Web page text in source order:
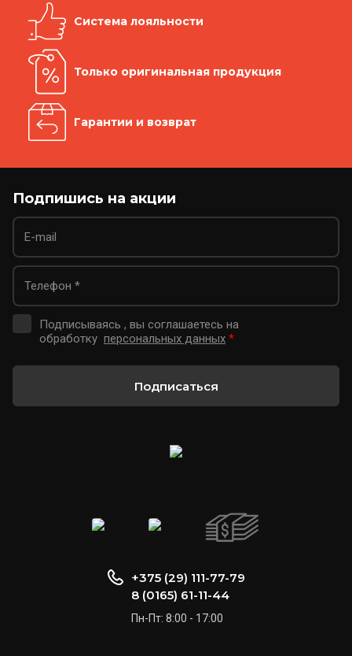
Система лояльности
Только оригинальная продукция
Гарантии и возврат
Подпишись на акции
Подписываясь , вы соглашаетесь на
обработку персональных данных *
Подписаться
+375 (29) 111-77-79
8 (0165) 61-11-44
Пн-Пт: 8:00 - 17:00